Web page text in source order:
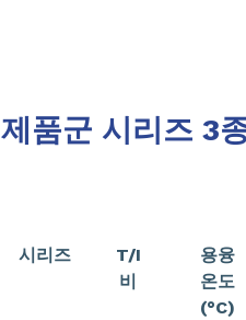
제품군 시리즈 3
시리즈
T/I
비
용융
온도
(°C)